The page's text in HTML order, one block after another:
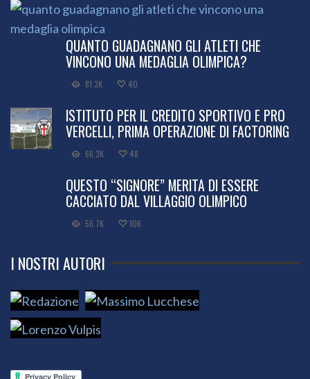
QUANTO GUADAGNANO GLI ATLETI CHE
VINCONO UNA MEDAGLIA OLIMPICA?
81.3K 40
ISTITUTO PER IL CREDITO SPORTIVO E PRO
VERCELLI, PRIMA OPERAZIONE DI FACTORING
66.3K 48
QUESTO “SIGNORE” MERITA DI ESSERE
CACCIATO DAL VILLAGGIO OLIMPICO
56.7K 106
I NOSTRI AUTORI